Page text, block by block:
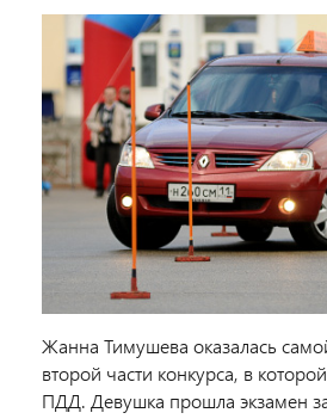
Жанна Тимушева оказалась
второй части конкурса, в
ПДД. Девушка прошла экзамен